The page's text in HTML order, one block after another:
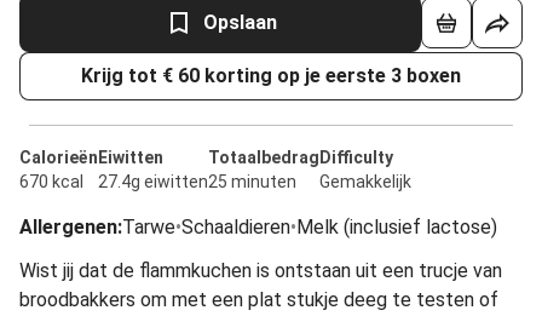
Opslaan
Krijg tot € 60 korting op je eerste 3 boxen
Calorieën
670 kcal
Eiwitten
27.4g eiwitten
Totaalbedrag
25 minuten
Difficulty
Gemakkelijk
Allergenen:Tarwe•Schaaldieren•Melk (inclusief lactose)
Wist jij dat de flammkuchen is ontstaan uit een trucje van
broodbakkers om met een plat stukje deeg te testen of